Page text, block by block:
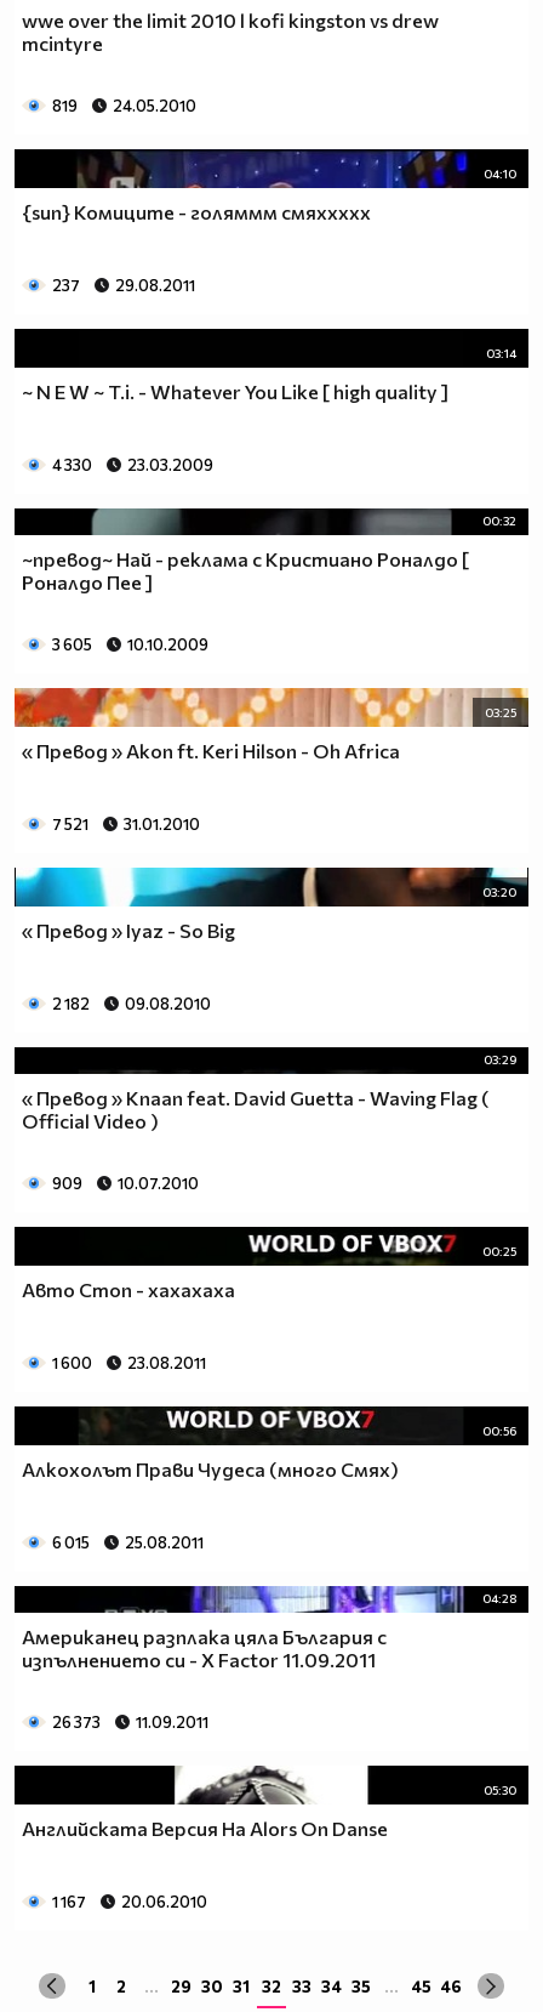
wwe over the limit 2010 l kofi kingston vs drew
mcintyre
819 24.05.2010
04:10
{sun} Комиците - голяммм смяххххх
237 29.08.2011
03:14
~ N E W ~ T.i. - Whatever You Like [ high quality ]
4 330 23.03.2009
00:32
~превод~ Най - реклама с Кристиано Роналдо [
Роналдо Пее ]
3 605 10.10.2009
03:25
« Превод » Akon ft. Keri Hilson - Oh Africa
7 521 31.01.2010
03:20
« Превод » Iyaz - So Big
2 182 09.08.2010
03:29
« Превод » Knaan feat. David Guetta - Waving Flag (
Official Video )
909 10.07.2010
00:25
Авто Стоп - хахахаха
1 600 23.08.2011
00:56
Алкохолът Прави Чудеса (много Смях)
6 015 25.08.2011
04:28
Американец разплака цяла България с
изпълнението си - X Factor 11.09.2011
26 373 11.09.2011
05:30
Английската Версия На Alors On Danse
1 167 20.06.2010
1 2 ... 29 30 31 32 33 34 35 ... 45 46